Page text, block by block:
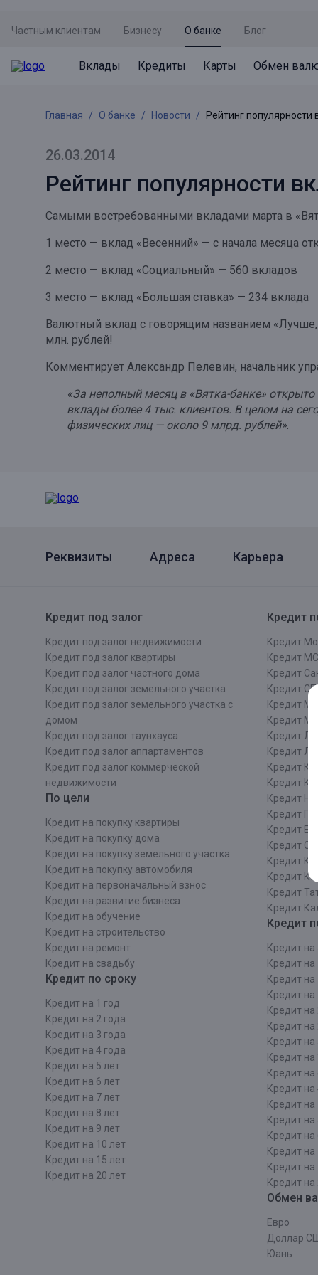
Частным клиентам Бизнесу О банке Блог
Вклады
Не упусти момент
Просто вклад
Накопительный
Онлайн
Все вклады
Кредиты
Кредит под залог недвижимости
Рефинансирование
Кредит на автомобиль
Все кредиты
Карты
Дебетовая карта с пакетом услуг
Премиальная карта Mir Supreme
Пенсионная карта
Все карты
Обмен
Курсы валют
Бронирование валюты
Курсы валют ЦБ
Оплата кредита
Оценка недвижимости
Подбор новой недвижимости
Удаленная идентификация
Мобильное приложение
Подтверждение согласия через Госуслуги
Все сервисы
Акция «Приведи друга»
Акция «Ставка на бизнес»
Главная О банке Новости Рейтинг популярности
26.03.2014
Рейтинг популярности
Самыми востребованными вкладами марта в
1 место — вклад «Весенний» — с начала месяца
2 место — вклад «Социальный» — 560 вкладов
3 место — вклад «Большая ставка» — 234 вклада
Валютный вклад с говорящим названием
млн. рублей!
Комментирует Александр Пелевин, начальник
«За неполный месяц в «Вятка-банке»
вклады более 4 тыс. клиентов. В целом на
физических лиц — около 9 млрд. рублей».
Реквизиты Адреса Карьера
Кредит под залог
Кредит под залог недвижимости
Кредит под залог квартиры
Кредит под залог частного дома
Кредит под залог земельного участка
Кредит под залог земельного участка с
домом
Кредит под залог таунхауса
Кредит под залог аппартаментов
Кредит под залог коммерческой
недвижимости
По цели
Кредит на покупку квартиры
Кредит на покупку дома
Кредит на покупку земельного участка
Кредит на покупку автомобиля
Кредит на первоначальный взнос
Кредит на развитие бизнеса
Кредит на обучение
Кредит на строительcтво
Кредит на ремонт
Кредит на свадьбу
Кредит по сроку
Кредит на 1 год
Кредит на 2 года
Кредит на 3 года
Кредит на 4 года
Кредит на 5 лет
Кредит на 6 лет
Кредит на 7 лет
Кредит на 8 лет
Кредит на 9 лет
Кредит на 10 лет
Кредит на 15 лет
Кредит на 20 лет
Кредит
Кредит
Кредит
Кредит
Кредит СПБ
Кредит
Кредит МО
Кредит
Кредит ЛО
Кредит
Кредит
Кредит
Кредит
Кредит
Кредит
Кредит
Кредит
Кредит
Кредит
Кредит
Кредит на
Кредит на
Кредит на
Кредит на
Кредит на
Кредит на
Кредит на
Кредит на
Кредит на
Кредит на
Кредит на
Кредит на
Кредит на
Кредит на
Кредит на
Кредит на
Обмен
Евро
Доллар
Юань